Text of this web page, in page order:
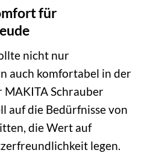
für
nicht nur
auch komfortabel in der
MAKITA Schrauber
auf die Bedürfnisse von
die Wert auf
legen.